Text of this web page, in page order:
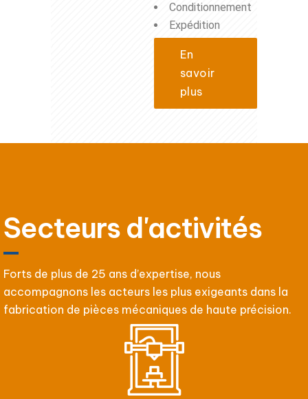
Conditionnement
Expédition
En
savoir
plus
Secteurs d'activités
Forts de plus de 25 ans d’expertise, nous
accompagnons les acteurs les plus exigeants dans la
fabrication de pièces mécaniques de haute précision.